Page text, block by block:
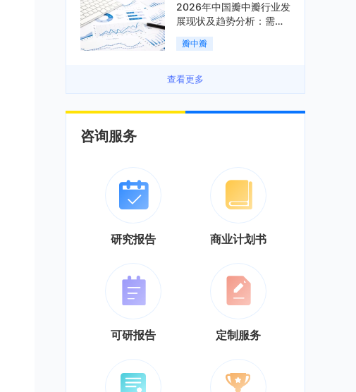
2026年中国瓣中瓣行业发
展现状及趋势分析：需求
可持续释放，市场发展前
景良好「图」
瓣中瓣
查看更多
咨询服务
研究报告 商业计划书
可研报告 定制服务